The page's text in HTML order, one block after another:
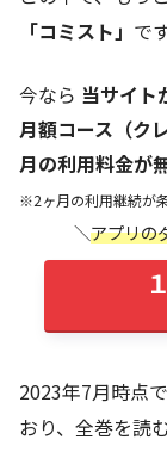
「コミスト」 で
今なら 当サイト
月額コース（ク
月の利用料金が
※2ヶ月の利用継続が条
アプリの
2023年7月時点
おり、全巻を読